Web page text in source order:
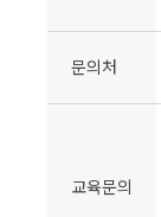
문의처
교육문의